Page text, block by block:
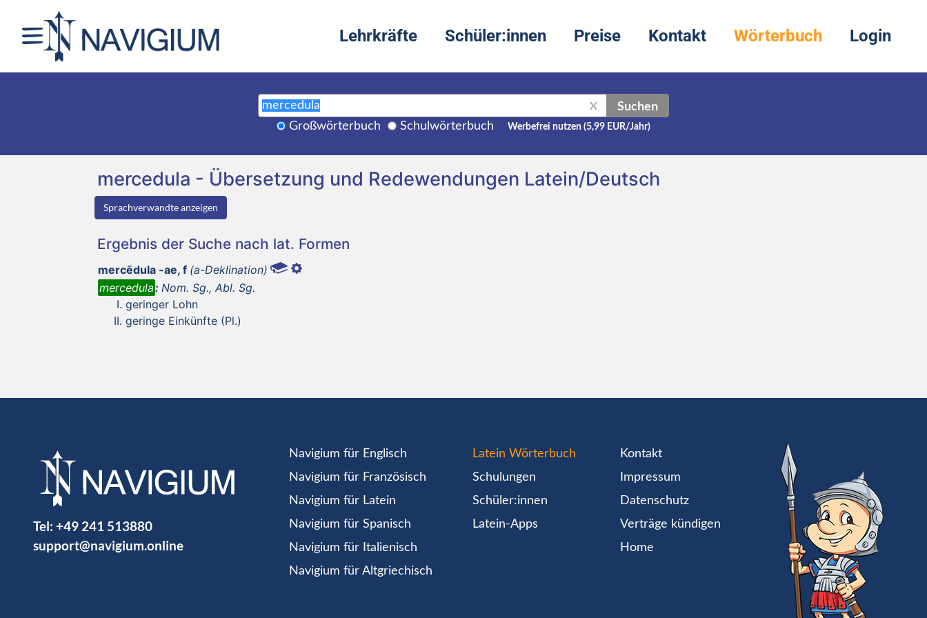
Lehrkräfte Schüler:innen Preise Kontakt Wörterbuch Login
X Suchen
Großwörterbuch Schulwörterbuch Werbefrei nutzen (5,99 EUR/Jahr)
mercedula - Übersetzung und Redewendungen Latein/Deutsch
Sprachverwandte anzeigen
Ergebnis der Suche nach lat. Formen
mercēdula -ae, f (a-Deklination)
mercedula: Nom. Sg., Abl. Sg.
geringer Lohn
geringe Einkünfte (Pl.)
Tel: +49 241 513880
support@navigium.online
Navigium für Englisch
Navigium für Französisch
Navigium für Latein
Navigium für Spanisch
Navigium für Italienisch
Navigium für Altgriechisch
Latein Wörterbuch
Schulungen
Schüler:innen
Latein-Apps
Kontakt
Impressum
Datenschutz
Verträge kündigen
Home